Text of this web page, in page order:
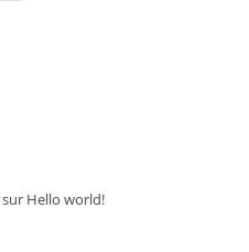
sur Hello world!